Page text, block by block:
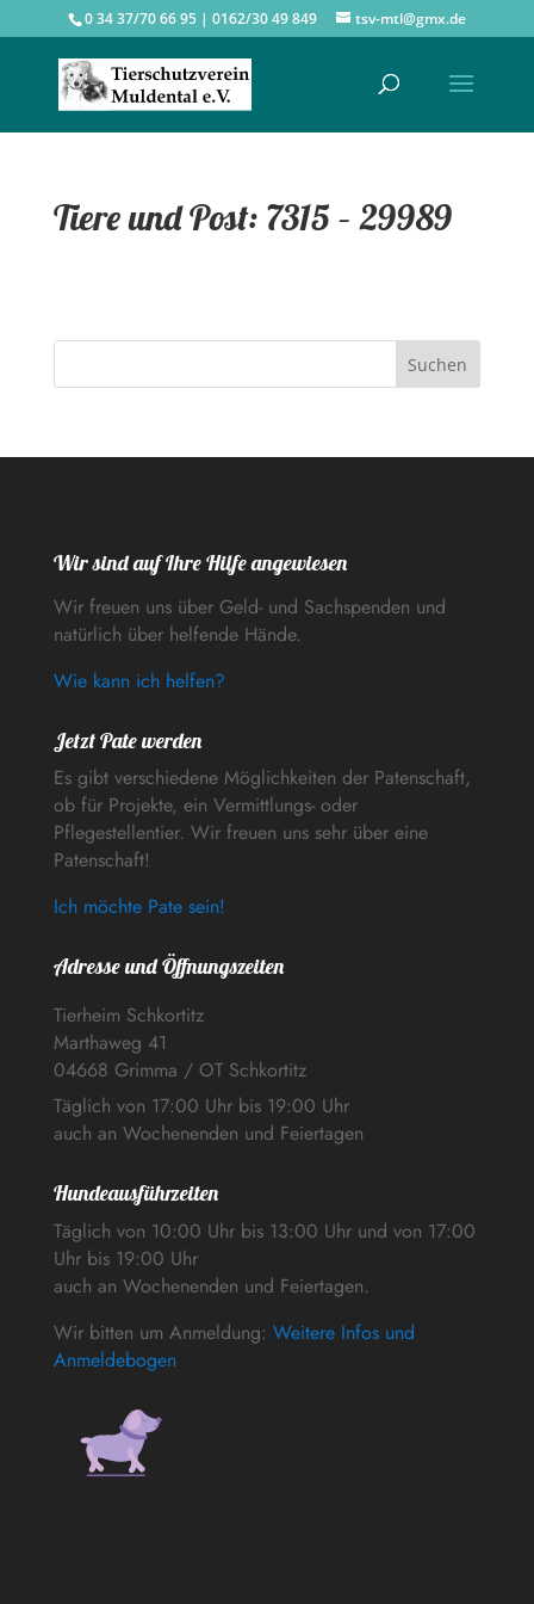
0 34 37/70 66 95 | 0162/30 49 849 tsv-mtl@gmx.de
Tiere und Post: 7315 – 29989
Suchen
Wir sind auf Ihre Hilfe angewiesen
Wir freuen uns über Geld- und Sachspenden und
natürlich über helfende Hände.
Wie kann ich helfen?
Jetzt Pate werden
Es gibt verschiedene Möglichkeiten der Patenschaft,
ob für Projekte, ein Vermittlungs- oder
Pflegestellentier. Wir freuen uns sehr über eine
Patenschaft!
Ich möchte Pate sein!
Adresse und Öffnungszeiten
Tierheim Schkortitz
Marthaweg 41
04668 Grimma / OT Schkortitz
Täglich von 17:00 Uhr bis 19:00 Uhr
auch an Wochenenden und Feiertagen
Hundeausführzeiten
Täglich von 10:00 Uhr bis 13:00 Uhr und von 17:00
Uhr bis 19:00 Uhr
auch an Wochenenden und Feiertagen.
Wir bitten um Anmeldung: Weitere Infos und
Anmeldebogen